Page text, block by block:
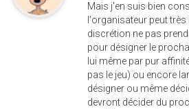
Mais j'en suis bien
l'organisateur peut
discrétion ne pas
pour désigner le
lui même par pur
pas le jeu) ou encore
désigner ou même
devront décider du